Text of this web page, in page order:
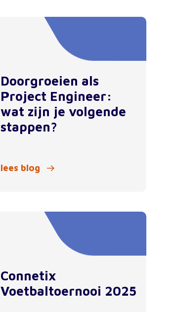
Doorgroeien als
Project Engineer:
wat zijn je volgende
stappen?
lees blog
Connetix
Voetbaltoernooi 2025